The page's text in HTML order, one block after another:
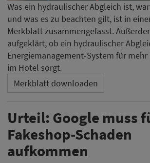
Was ein hydraulischer Abgleich ist,
und was es zu beachten gilt, ist in
Merkblatt zusammengefasst.
aufgeklärt, ob ein hydraulischer
Energiemanagement-System für mehr
im Hotel sorgt.
Merkblatt downloaden
Urteil: Google muss
Fakeshop-Schaden
aufkommen